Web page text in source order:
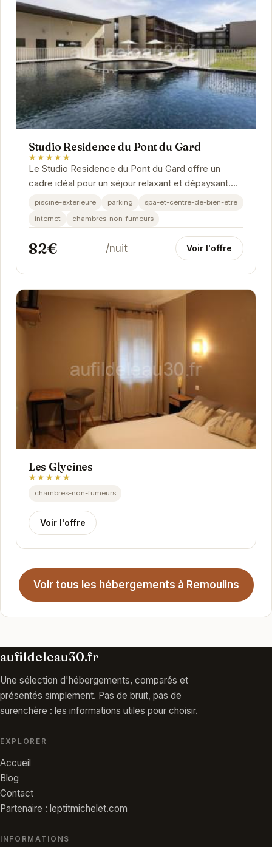
Studio Residence du Pont du Gard
★★★★★
Le Studio Residence du Pont du Gard offre un
cadre idéal pour un séjour relaxant et dépaysant.
Situé à proximité du célèbre Pont du Gard,...
piscine-exterieure parking
spa-et-centre-de-bien-etre
internet
chambres-non-fumeurs
82€ /nuit Voir l'offre
Les Glycines
★★★★★
chambres-non-fumeurs
Voir l'offre
Voir tous les hébergements à Remoulins
aufildeleau30.fr
Une sélection d'hébergements, comparés et
présentés simplement. Pas de bruit, pas de
surenchère : les informations utiles pour choisir.
EXPLORER
Accueil
Blog
Contact
Partenaire : leptitmichelet.com
INFORMATIONS